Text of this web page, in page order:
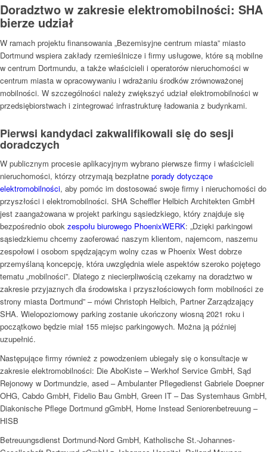
Doradztwo w zakresie elektromobilności: SHA
bierze udział
W ramach projektu finansowania „Bezemisyjne centrum miasta” miasto
Dortmund wspiera zakłady rzemieślnicze i firmy usługowe, które są mobilne
w centrum Dortmundu, a także właścicieli i operatorów nieruchomości w
centrum miasta w opracowywaniu i wdrażaniu środków zrównoważonej
mobilności. W szczególności należy zwiększyć udział elektromobilności w
przedsiębiorstwach i zintegrować infrastrukturę ładowania z budynkami.
Pierwsi kandydaci zakwalifikowali się do sesji
doradczych
W publicznym procesie aplikacyjnym wybrano pierwsze firmy i właścicieli
nieruchomości, którzy otrzymają bezpłatne porady dotyczące
elektromobilności, aby pomóc im dostosować swoje firmy i nieruchomości do
przyszłości i elektromobilności. SHA Scheffler Helbich Architekten GmbH
jest zaangażowana w projekt parkingu sąsiedzkiego, który znajduje się
bezpośrednio obok zespołu biurowego PhoenixWERK: „Dzięki parkingowi
sąsiedzkiemu chcemy zaoferować naszym klientom, najemcom, naszemu
zespołowi i osobom spędzającym wolny czas w Phoenix West dobrze
przemyślaną koncepcję, która uwzględnia wiele aspektów szeroko pojętego
tematu „mobilności”. Dlatego z niecierpliwością czekamy na doradztwo w
zakresie przyjaznych dla środowiska i przyszłościowych form mobilności ze
strony miasta Dortmund” – mówi Christoph Helbich, Partner Zarządzający
SHA. Wielopoziomowy parking zostanie ukończony wiosną 2021 roku i
początkowo będzie miał 155 miejsc parkingowych. Można ją później
uzupełnić.
Następujące firmy również z powodzeniem ubiegały się o konsultacje w
zakresie elektromobilności: Die AboKiste – Werkhof Service GmbH, Sąd
Rejonowy w Dortmundzie, ased – Ambulanter Pflegedienst Gabriele Doepner
OHG, Cabdo GmbH, Fidelio Bau GmbH, Green IT – Das Systemhaus GmbH,
Diakonische Pflege Dortmund gGmbH, Home Instead Seniorenbetreuung –
HISB
Betreuungsdienst Dortmund-Nord GmbH, Katholische St.-Johannes-